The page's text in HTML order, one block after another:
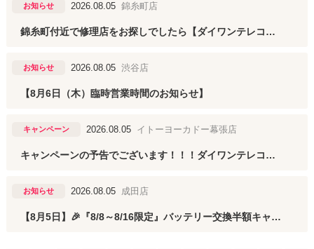
お知らせ 2026.08.05 錦糸町店
錦糸町付近で修理店をお探しでしたら【ダイワンテレコム錦糸町店】にお任せください！
お知らせ 2026.08.05 渋谷店
【8月6日（木）臨時営業時間のお知らせ】
キャンペーン 2026.08.05 イトーヨーカドー幕張店
キャンペーンの予告でございます！！！ダイワンテレコムイトーヨーカドー幕張店
お知らせ 2026.08.05 成田店
【8月5日】🎉『8/8～8/16限定』バッテリー交換半額キャンペーン開催！【ダイワンテレコム成田店】